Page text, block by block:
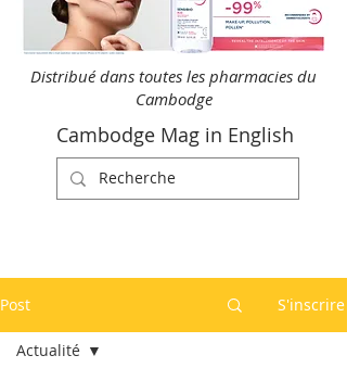
Distribué dans toutes les pharmacies du
Cambodge
Cambodge Mag in English
Post S'inscrire
Actualité